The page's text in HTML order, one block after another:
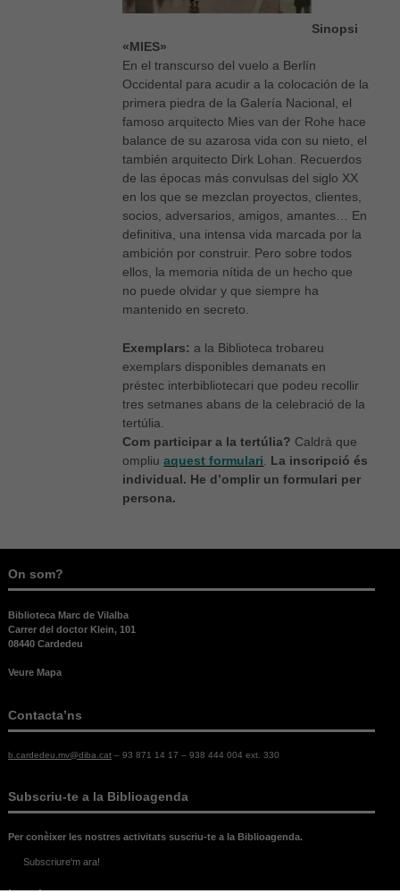
Sinopsi
«MIES»
En el transcurso del vuelo a Berlín
Occidental para acudir a la colocación de la
primera piedra de la Galería Nacional, el
famoso arquitecto Mies van der Rohe hace
balance de su azarosa vida con su nieto, el
también arquitecto Dirk Lohan. Recuerdos
de las épocas más convulsas del siglo XX
en los que se mezclan proyectos, clientes,
socios, adversarios, amigos, amantes… En
definitiva, una intensa vida marcada por la
ambición por construir. Pero sobre todos
ellos, la memoria nítida de un hecho que
no puede olvidar y que siempre ha
mantenido en secreto.
Exemplars: a la Biblioteca trobareu
exemplars disponibles demanats en
préstec interbibliotecari que podeu recollir
tres setmanes abans de la celebració de la
tertúlia.
Com participar a la tertúlia? Caldrà que
ompliuaquest formulari
La inscripció és
individual. He d’omplir un formulari per
persona.
On som?
Biblioteca Marc de Vilalba
Carrer del doctor Klein, 101
08440 Cardedeu
Veure Mapa
Contacta’ns
b.cardedeu.mv@diba.cat– 93 871 14 17 – 938 444 004 ext. 330
Subscriu-te a la Biblioagenda
Per conèixer les nostres activitats suscriu-te a la Biblioagenda.
Subscriure'm ara!
Necessàries
Aquestes
cookies no
són
opcionals,
són
necessàries
web.
Estadístiques
la nostra web
necessitem
aquestes
Experiència
nostre lloc
alguna